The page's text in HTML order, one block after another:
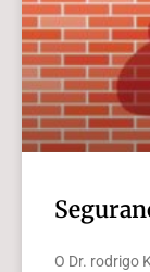
O Dr. rodrigo